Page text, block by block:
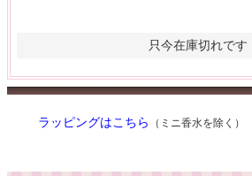
只今在庫切れです
ラッピングはこちら （ミニ香水を除く）